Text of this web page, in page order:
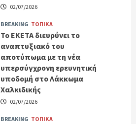
02/07/2026
BREAKING ΤΟΠΙΚΑ
Το ΕΚΕΤΑ διευρύνει το
αναπτυξιακό του
αποτύπωμα με τη νέα
υπερσύγχρονη ερευνητική
υποδομή στο Λάκκωμα
Χαλκιδικής
02/07/2026
BREAKING ΤΟΠΙΚΑ